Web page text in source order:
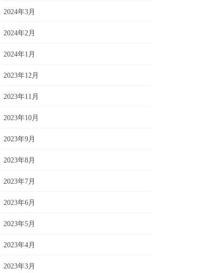
2024年3月
2024年2月
2024年1月
2023年12月
2023年11月
2023年10月
2023年9月
2023年8月
2023年7月
2023年6月
2023年5月
2023年4月
2023年3月